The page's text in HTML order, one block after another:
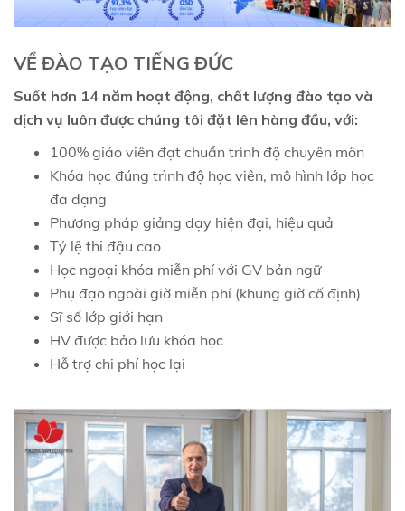
VỀ ĐÀO TẠO TIẾNG ĐỨC
​Suốt hơn 14 năm hoạt động, chất lượng đào tạo và
dịch vụ luôn được chúng tôi đặt lên hàng đầu, với:
100% giáo viên đạt chuẩn trình độ chuyên môn
Khóa học đúng trình độ học viên, mô hình lớp học
đa dạng
Phương pháp giảng dạy hiện đại, hiệu quả
Tỷ lệ thi đậu cao
Học ngoại khóa miễn phí với GV bản ngữ
Phụ đạo ngoài giờ miễn phí (khung giờ cố định)
Sĩ số lớp giới hạn
HV được bảo lưu khóa học
Hỗ trợ chi phí học lại